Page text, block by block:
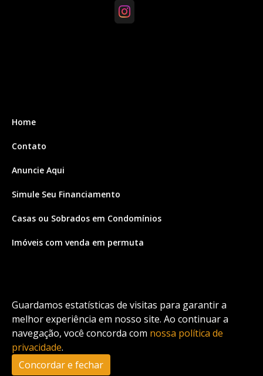
Guardamos estatísticas de visitas para garantir a
melhor experiência em nosso site. Ao continuar a
navegação, você concorda com nossa política de
privacidade.
Concordar e fechar
Home
Contato
Anuncie Aqui
Simule Seu Financiamento
Casas ou Sobrados em Condomínios
Imóveis com venda em permuta
Casa com piscina
Apartamento com piscina
Condomínio fechado